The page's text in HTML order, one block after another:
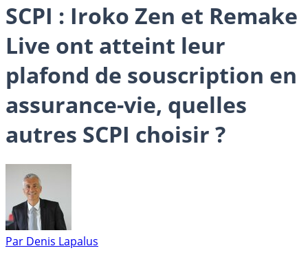
SCPI : Iroko Zen et Remake
Live ont atteint leur
plafond de souscription en
assurance-vie, quelles
autres SCPI choisir ?
Par Denis Lapalus